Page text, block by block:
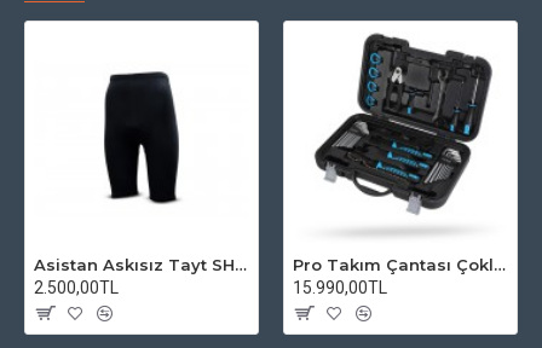
Asistan Askısız Tayt SH20 Pedli Siyah
2.500,00TL
Pro Takım Çantası Çoklu Tamir Seti
15.990,00TL